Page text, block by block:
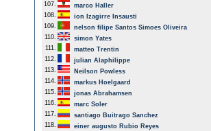
107.
marco Haller
108.
ion Izagirre Insausti
109.
nelson filipe Santos Simoes Oliveira
110.
simon Yates
111.
matteo Trentin
112.
julian Alaphilippe
113.
Neilson Powless
114.
markus Hoelgaard
115.
jonas Abrahamsen
116.
marc Soler
117.
santiago Buitrago Sanchez
118.
einer augusto Rubio Reyes